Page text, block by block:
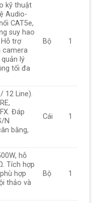
kỹ thuật
Audio-
CAT5e,
suy hao
trợ
camera
lý
tối đa
Bộ 1
12 Line).
Đáp
N
bằng,
Cái 1
hỗ
Tích hợp
hợp
thảo và
Bộ 1